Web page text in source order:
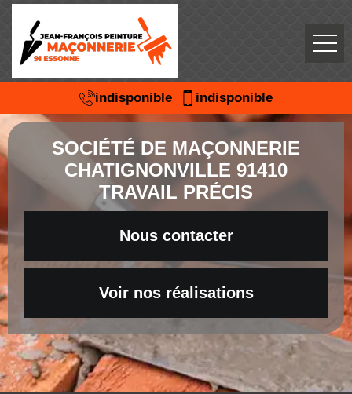
indisponible indisponible
SOCIÉTÉ DE MAÇONNERIE
CHATIGNONVILLE 91410
TRAVAIL PRÉCIS
Nous contacter
Voir nos réalisations